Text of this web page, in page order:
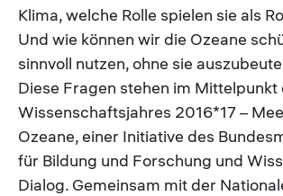
Klima, welche Rolle spielen sie als
Und wie können wir die Ozeane
sinnvoll nutzen, ohne sie
Diese Fragen stehen im Mittelpunkt
Wissenschaftsjahres 2016*17 –
Ozeane, einer Initiative des
für Bildung und Forschung und
Dialog. Gemeinsam mit der